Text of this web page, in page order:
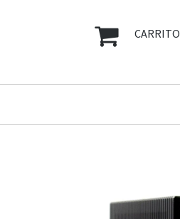
CARRITO